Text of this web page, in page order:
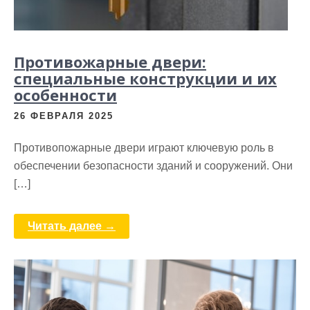
Противожарные двери:
специальные конструкции и их
особенности
26 ФЕВРАЛЯ 2025
Противопожарные двери играют ключевую роль в
обеспечении безопасности зданий и сооружений. Они
[…]
Читать далее →